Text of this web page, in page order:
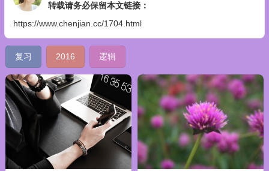
转载请务必保留本文链接：
https://www.chenjian.cc/1704.html
复习 2016 逻辑